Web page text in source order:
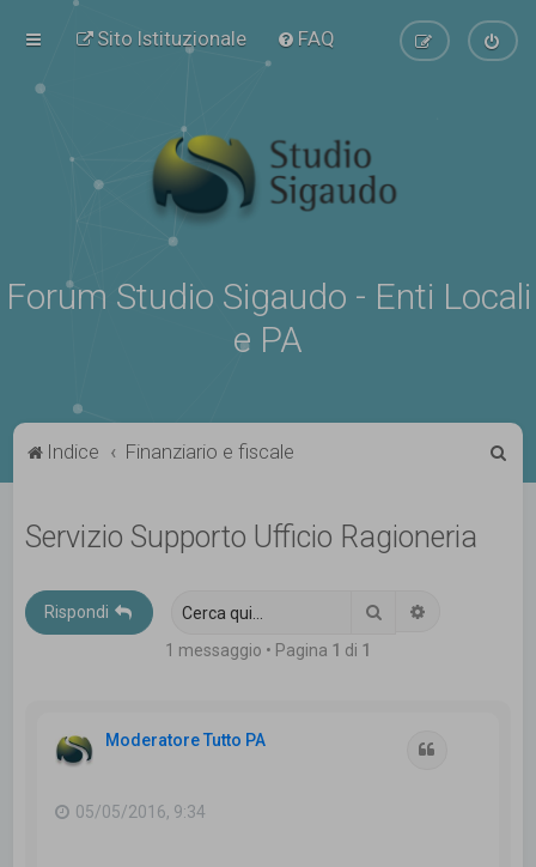
Sito Istituzionale FAQ
Forum Studio Sigaudo - Enti Locali
e PA
Indice Finanziario e fiscale
Servizio Supporto Ufficio Ragioneria
Rispondi Cerca
1 messaggio • Pagina 1 di 1
Moderatore Tutto PA
05/05/2016, 9:34